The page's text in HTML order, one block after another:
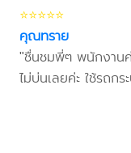
⭐⭐⭐⭐⭐
คุณทราย
"ชื่นชมพี่ๆ พนักงาน
ไม่บ่นเลยค่ะ ใช้รถก